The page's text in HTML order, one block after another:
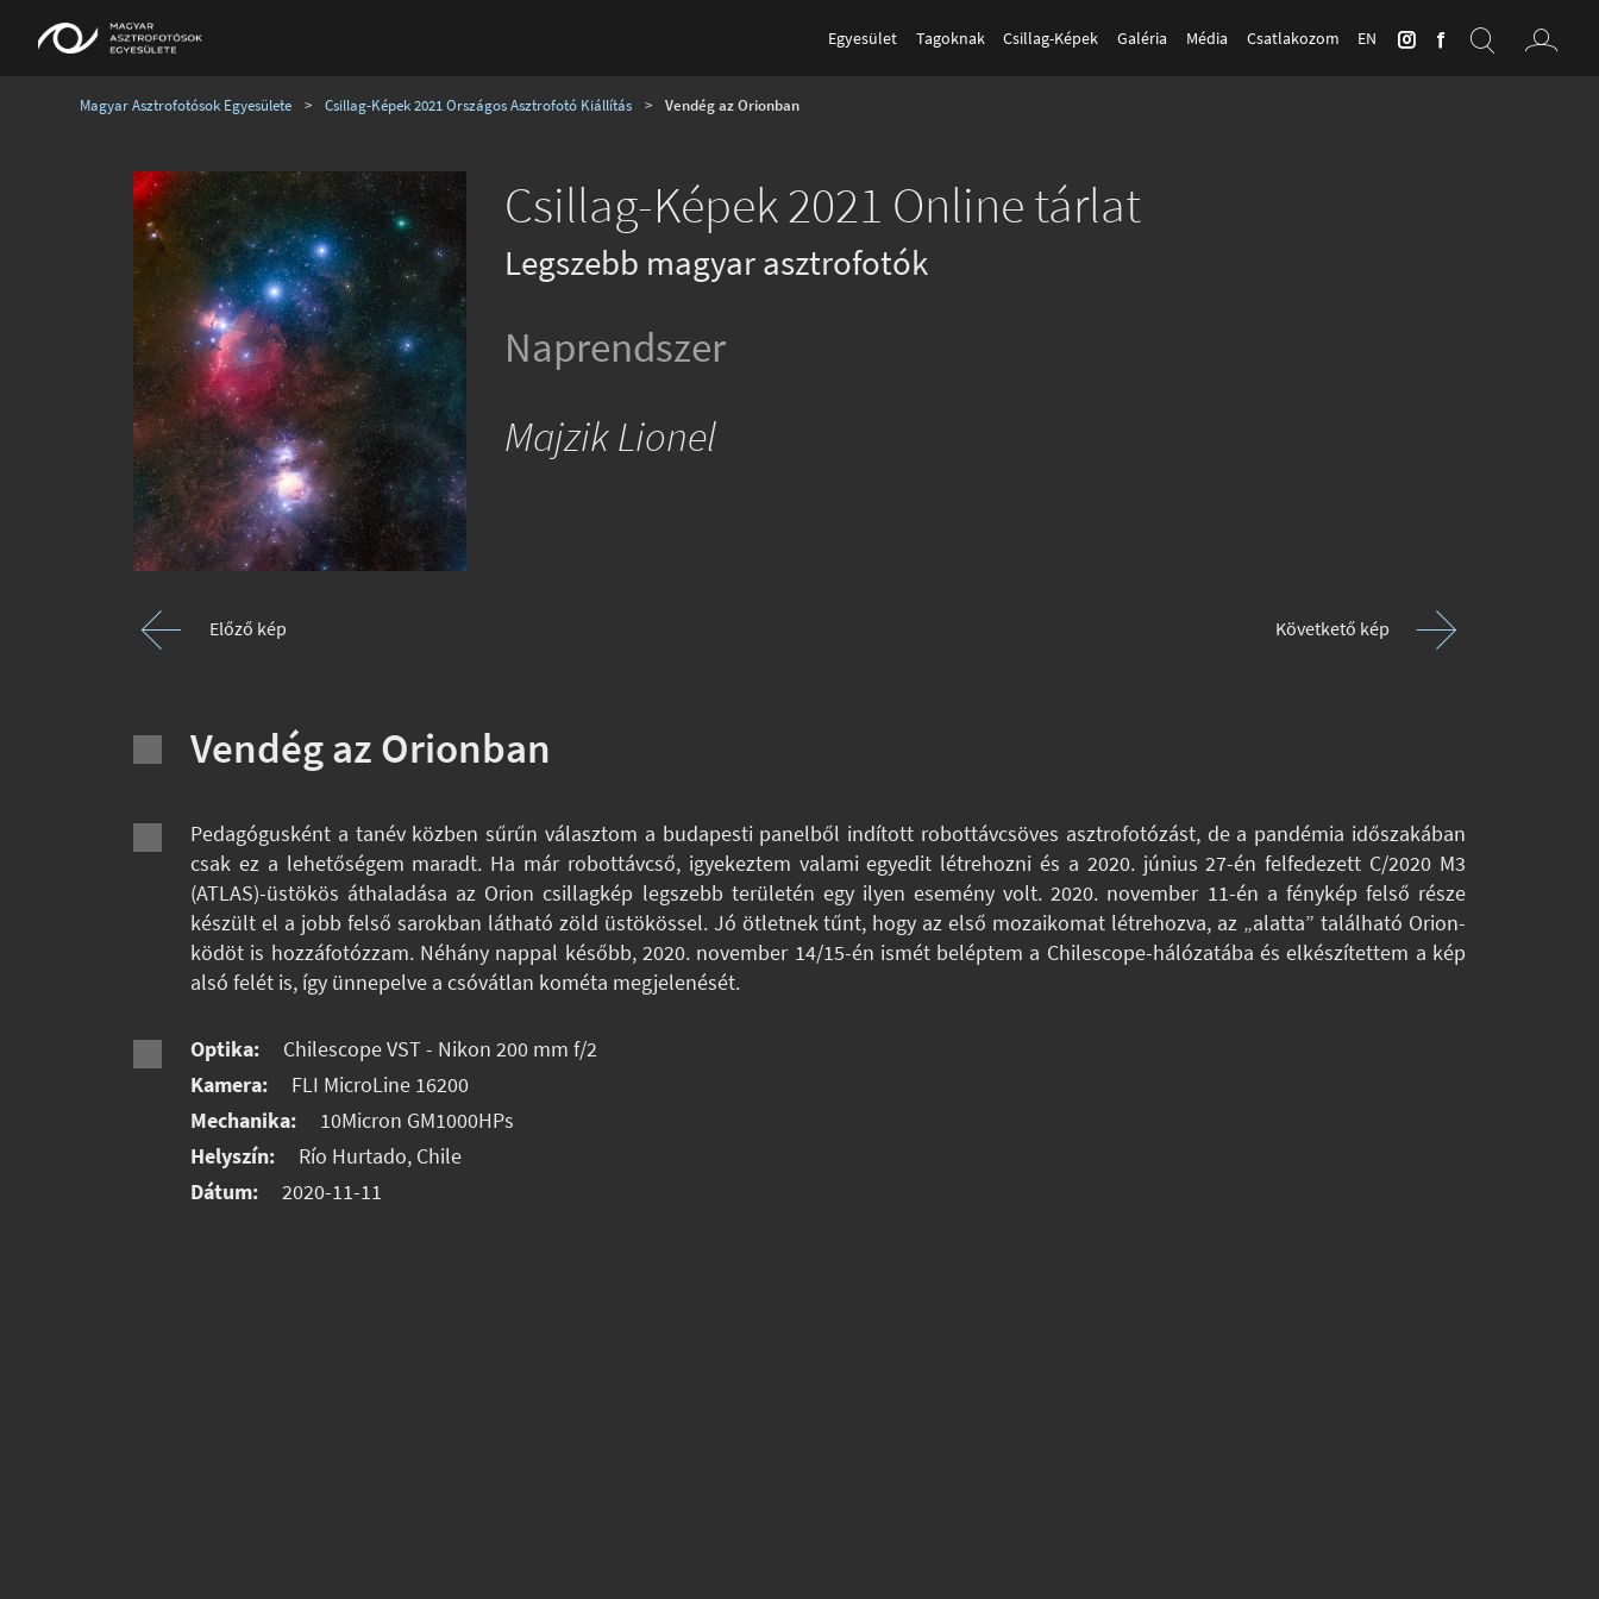
Egyesület Tagoknak Csillag-Képek Galéria Média Csatlakozom EN
Magyar Asztrofotósok Egyesülete > Csillag-Képek 2021 Országos Asztrofotó Kiállítás > Vendég az Orionban
Csillag-Képek 2021 Online tárlat
Legszebb magyar asztrofotók
Naprendszer
Majzik Lionel
Előző kép Követkető kép
Vendég az Orionban
Pedagógusként a tanév közben sűrűn választom a budapesti panelből indított robottávcsöves asztrofotózást, de a pandémia időszakában
csak ez a lehetőségem maradt. Ha már robottávcső, igyekeztem valami egyedit létrehozni és a 2020. június 27-én felfedezett C/2020 M3
(ATLAS)-üstökös áthaladása az Orion csillagkép legszebb területén egy ilyen esemény volt. 2020. november 11-én a fénykép felső része
készült el a jobb felső sarokban látható zöld üstökössel. Jó ötletnek tűnt, hogy az első mozaikomat létrehozva, az „alatta” található Orion-
ködöt is hozzáfotózzam. Néhány nappal később, 2020. november 14/15-én ismét beléptem a Chilescope-hálózatába és elkészítettem a kép
alsó felét is, így ünnepelve a csóvátlan kométa megjelenését.
Optika:
Chilescope VST - Nikon 200 mm f/2
Kamera:
FLI MicroLine 16200
Mechanika:
10Micron GM1000HPs
Helyszín:
Río Hurtado, Chile
Dátum:
2020-11-11